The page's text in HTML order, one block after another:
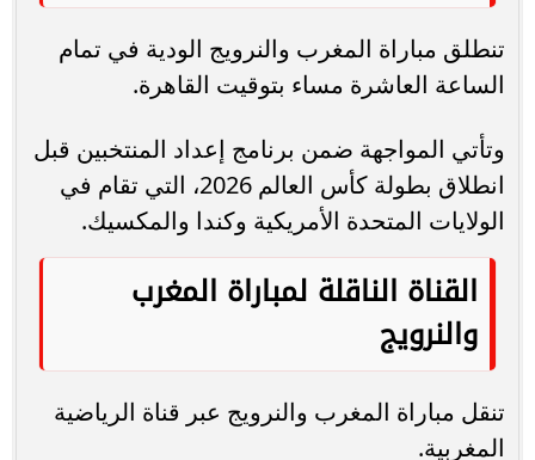
تنطلق مباراة المغرب والنرويج الودية في تمام
الساعة العاشرة مساء بتوقيت القاهرة.
وتأتي المواجهة ضمن برنامج إعداد المنتخبين قبل
انطلاق بطولة كأس العالم 2026، التي تقام في
الولايات المتحدة الأمريكية وكندا والمكسيك.
القناة الناقلة لمباراة المغرب
والنرويج
تنقل مباراة المغرب والنرويج عبر قناة الرياضية
المغربية.